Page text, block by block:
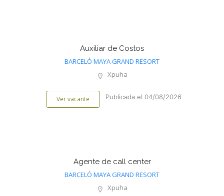
Auxiliar de Costos
BARCELÓ MAYA GRAND RESORT
Xpuha
Ver vacante Publicada el 04/08/2026
Agente de call center
BARCELÓ MAYA GRAND RESORT
Xpuha